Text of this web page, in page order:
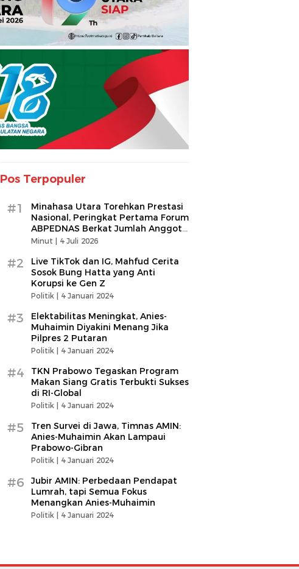
Pos Terpopuler
#1
Minahasa Utara Torehkan Prestasi
Nasional, Peringkat Pertama Forum
ABPEDNAS Berkat Jumlah Anggota
Terbanyak
Minut | 4 Juli 2026
#2
Live TikTok dan IG, Mahfud Cerita
Sosok Bung Hatta yang Anti
Korupsi ke Gen Z
Politik | 4 Januari 2024
#3
Elektabilitas Meningkat, Anies-
Muhaimin Diyakini Menang Jika
Pilpres 2 Putaran
Politik | 4 Januari 2024
#4
TKN Prabowo Tegaskan Program
Makan Siang Gratis Terbukti Sukses
di RI-Global
Politik | 4 Januari 2024
#5
Tren Survei di Jawa, Timnas AMIN:
Anies-Muhaimin Akan Lampaui
Prabowo-Gibran
Politik | 4 Januari 2024
#6
Jubir AMIN: Perbedaan Pendapat
Lumrah, tapi Semua Fokus
Menangkan Anies-Muhaimin
Politik | 4 Januari 2024